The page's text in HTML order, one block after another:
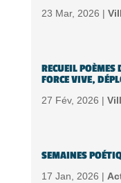
23 Mar, 2026 |
RECUEIL
FORCE VIVE,
27 Fév, 2026 |
SEMAINES
17 Jan, 2026 |